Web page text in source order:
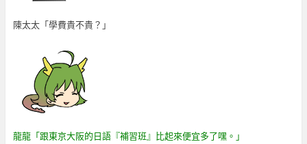
陳太太「學費貴不貴？」
龍龍「跟東京大阪的日語『補習班』比起來便宜多了嘿。」